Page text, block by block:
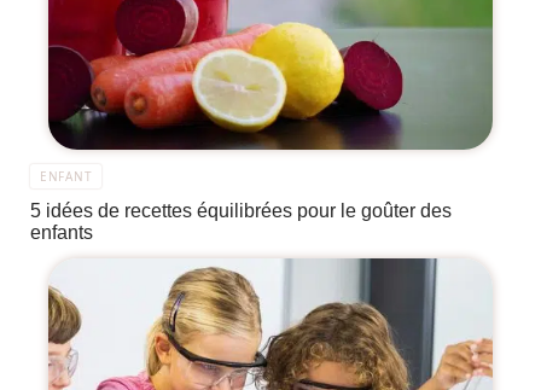
ENFANT
5 idées de recettes équilibrées pour le goûter des
enfants